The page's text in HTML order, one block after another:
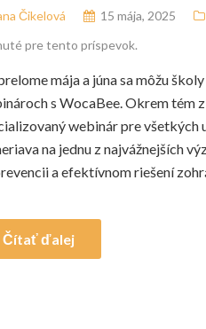
Čikelová 15 mája, 2025
pre tento príspevok.
mája a júna sa môžu
s WocaBee. Okrem tém
webinár pre všetkých
na jednu z najvážnejších
a efektívnom riešení
Čítať ďalej